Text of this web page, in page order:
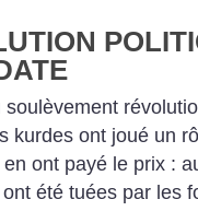
soulèvement
kurdes ont joué un
ont payé le prix :
été tuées par les